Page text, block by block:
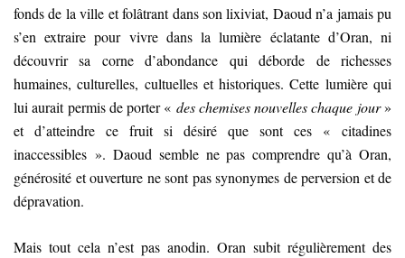
fonds de la ville et folâtrant dans son lixiviat, Daoud n’a jamais pu
s’en extraire pour vivre dans la lumière éclatante d’Oran, ni
découvrir sa corne d’abondance qui déborde de richesses
humaines, culturelles, cultuelles et historiques. Cette lumière qui
lui aurait permis de porter « des chemises nouvelles chaque jour»
et d’atteindre ce fruit si désiré que sont ces « citadines
inaccessibles ». Daoud semble ne pas comprendre qu’à Oran,
générosité et ouverture ne sont pas synonymes de perversion et de
dépravation.
Mais tout cela n’est pas anodin. Oran subit régulièrement des